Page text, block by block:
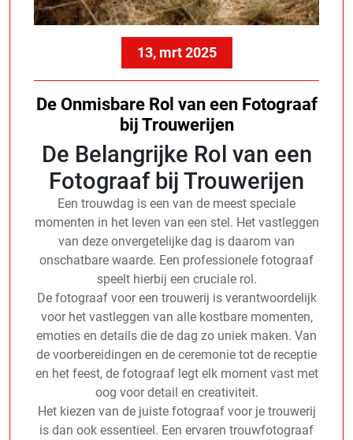
13, mrt 2025
De Onmisbare Rol van een Fotograaf
bij Trouwerijen
De Belangrijke Rol van een
Fotograaf bij Trouwerijen
Een trouwdag is een van de meest speciale
momenten in het leven van een stel. Het vastleggen
van deze onvergetelijke dag is daarom van
onschatbare waarde. Een professionele fotograaf
speelt hierbij een cruciale rol.
De fotograaf voor een trouwerij is verantwoordelijk
voor het vastleggen van alle kostbare momenten,
emoties en details die de dag zo uniek maken. Van
de voorbereidingen en de ceremonie tot de receptie
en het feest, de fotograaf legt elk moment vast met
oog voor detail en creativiteit.
Het kiezen van de juiste fotograaf voor je trouwerij
is dan ook essentieel. Een ervaren trouwfotograaf